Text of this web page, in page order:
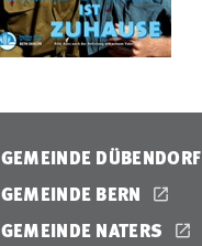
GEMEINDE DÜBENDORF
GEMEINDE BERN
GEMEINDE NATERS